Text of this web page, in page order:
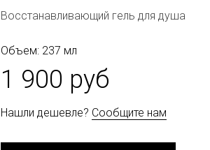
Восстанавливающий гель для душа
Объем: 237 мл
1 900 руб
Нашли дешевле? Сообщите нам